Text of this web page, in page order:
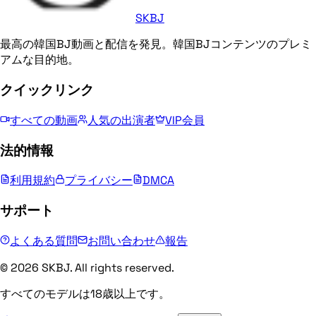
SKBJ
最高の韓国BJ動画と配信を発見。韓国BJコンテンツのプレミ
アムな目的地。
クイックリンク
すべての動画 人気の出演者 VIP会員
法的情報
利用規約 プライバシー DMCA
サポート
よくある質問 お問い合わせ
報告
© 2026 SKBJ. All rights reserved.
すべてのモデルは18歳以上です。